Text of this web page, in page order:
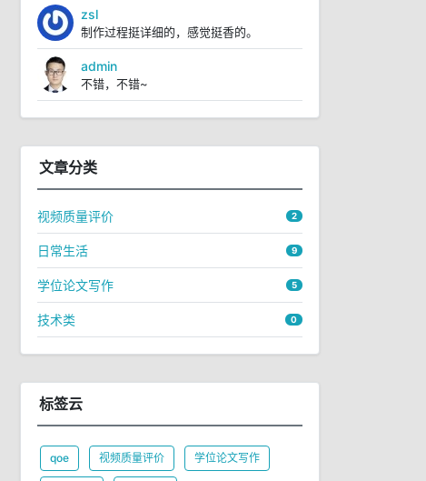
zsl
制作过程挺详细的，感觉挺香的。
admin
不错，不错~
文章分类
视频质量评价 2
日常生活 9
学位论文写作 5
技术类 0
标签云
qoe 视频质量评价 学位论文写作